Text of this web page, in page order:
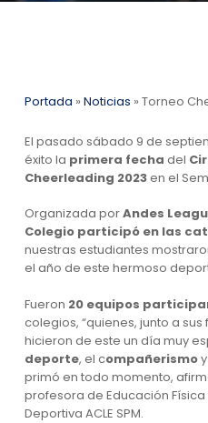
Portada » Noticias » Torneo
El pasado sábado 9 de
éxito la primera fecha del
Cheerleading 2023en el
Organizada porAndes
Colegio participó en las
nuestras estudiantes
el año de este hermoso
Fueron 20 equipos
colegios, “quienes, junto a
hicieron de este un día muy
deporte, el compañerismoy
primó en todo momento,
profesora de Educación
Deportiva ACLE SPM.